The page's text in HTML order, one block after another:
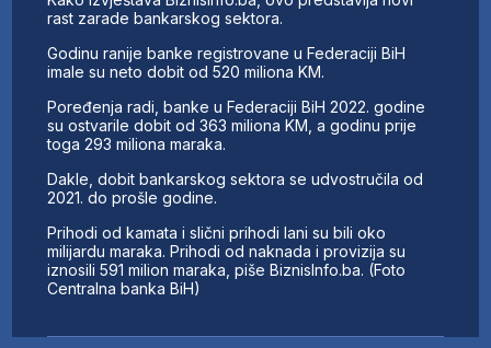
SWOT INTERVJU
KONTAKT
rast zarade bankarskog sektora.
Godinu ranije banke registrovane u Federaciji BiH
imale su neto dobit od 520 miliona KM.
Poređenja radi, banke u Federaciji BiH 2022. godine
su ostvarile dobit od 363 miliona KM, a godinu prije
toga 293 miliona maraka.
Dakle, dobit bankarskog sektora se udvostručila od
2021. do prošle godine.
Prihodi od kamata i slični prihodi lani su bili oko
milijardu maraka. Prihodi od naknada i provizija su
iznosili 591 milion maraka, piše BiznisInfo.ba. (Foto
Centralna banka BiH)